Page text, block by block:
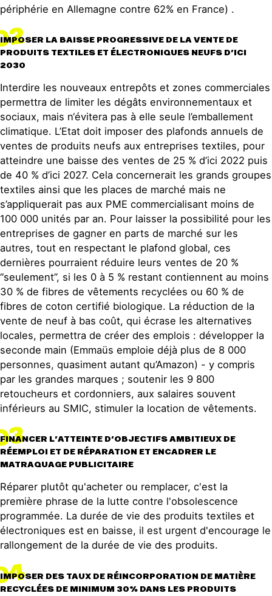
périphérie en Allemagne contre 62% en France) .
IMPOSER LA BAISSE PROGRESSIVE DE LA VENTE DE
PRODUITS TEXTILES ET ÉLECTRONIQUES NEUFS D’ICI
2030
Interdire les nouveaux entrepôts et zones commerciales
permettra de limiter les dégâts environnementaux et
sociaux, mais n‘évitera pas à elle seule l’emballement
climatique. L’Etat doit imposer des plafonds annuels de
ventes de produits neufs aux entreprises textiles, pour
atteindre une baisse des ventes de 25 % d’ici 2022 puis
de 40 % d’ici 2027. Cela concernerait les grands groupes
textiles ainsi que les places de marché mais ne
s’appliquerait pas aux PME commercialisant moins de
100 000 unités par an. Pour laisser la possibilité pour les
entreprises de gagner en parts de marché sur les
autres, tout en respectant le plafond global, ces
dernières pourraient réduire leurs ventes de 20 %
“seulement”, si les 0 à 5 % restant contiennent au moins
30 % de fibres de vêtements recyclées ou 60 % de
fibres de coton certifié biologique. La réduction de la
vente de neuf à bas coût, qui écrase les alternatives
locales, permettra de créer des emplois : développer la
seconde main (Emmaüs emploie déjà plus de 8 000
personnes, quasiment autant qu’Amazon) - y compris
par les grandes marques ; soutenir les 9 800
retoucheurs et cordonniers, aux salaires souvent
inférieurs au SMIC, stimuler la location de vêtements.
FINANCER L’ATTEINTE D’OBJECTIFS AMBITIEUX DE
RÉEMPLOI ET DE RÉPARATION ET ENCADRER LE
MATRAQUAGE PUBLICITAIRE
Réparer plutôt qu'acheter ou remplacer, c'est la
première phrase de la lutte contre l'obsolescence
programmée. La durée de vie des produits textiles et
électroniques est en baisse, il est urgent d'encourage le
rallongement de la durée de vie des produits.
IMPOSER DES TAUX DE RÉINCORPORATION DE MATIÈRE
RECYCLÉES DE MINIMUM 30% DANS LES PRODUITS